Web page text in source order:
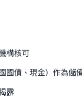
構核可
國債、現金）作為儲
露